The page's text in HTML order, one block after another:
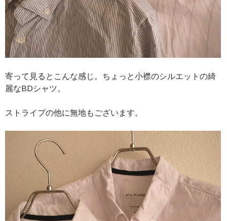
寄って見るとこんな感じ。ちょっと小襟のシルエットの綺
麗なBDシャツ。
ストライプの他に無地もございます。